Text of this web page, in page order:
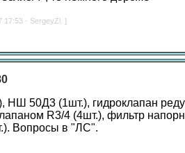
17:53 - SergeyZl. ]
НШ 50Д3 (1шт.), гидроклапан
R3/4 (4шт.), фильтр
Вопросы в "ЛС".